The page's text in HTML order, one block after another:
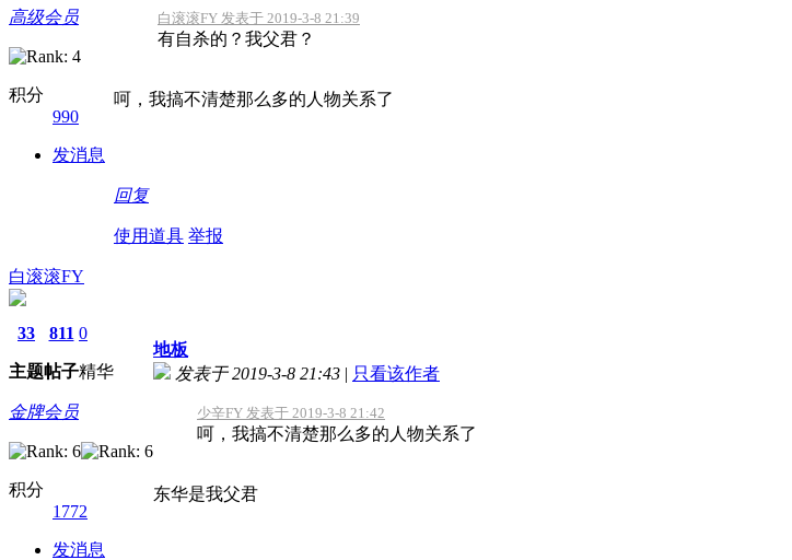
高级会员
积分
990
发消息
白滚滚FY 发表于 2019-3-8 21:39
有自杀的？我父君？
呵，我搞不清楚那么多的人物关系了
回复
使用道具 举报
白滚滚FY
33
主题
811
帖子
0
精华
金牌会员
积分
1772
发消息
地板
发表于 2019-3-8 21:43 | 只看该作者
少辛FY 发表于 2019-3-8 21:42
呵，我搞不清楚那么多的人物关系了
东华是我父君